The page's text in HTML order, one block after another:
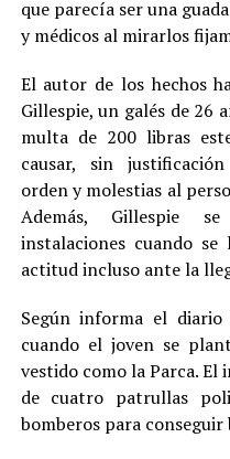
que parecía ser una
y médicos al mirarlos
El autor de los hechos
Gillespie, un galés de 26
multa de 200 libras
causar, sin
orden y molestias al
Además, Gillespie
instalaciones cuando
actitud incluso ante la
Según informa el
cuando el joven se
vestido como la Parca.
de cuatro patrullas
bomberos para